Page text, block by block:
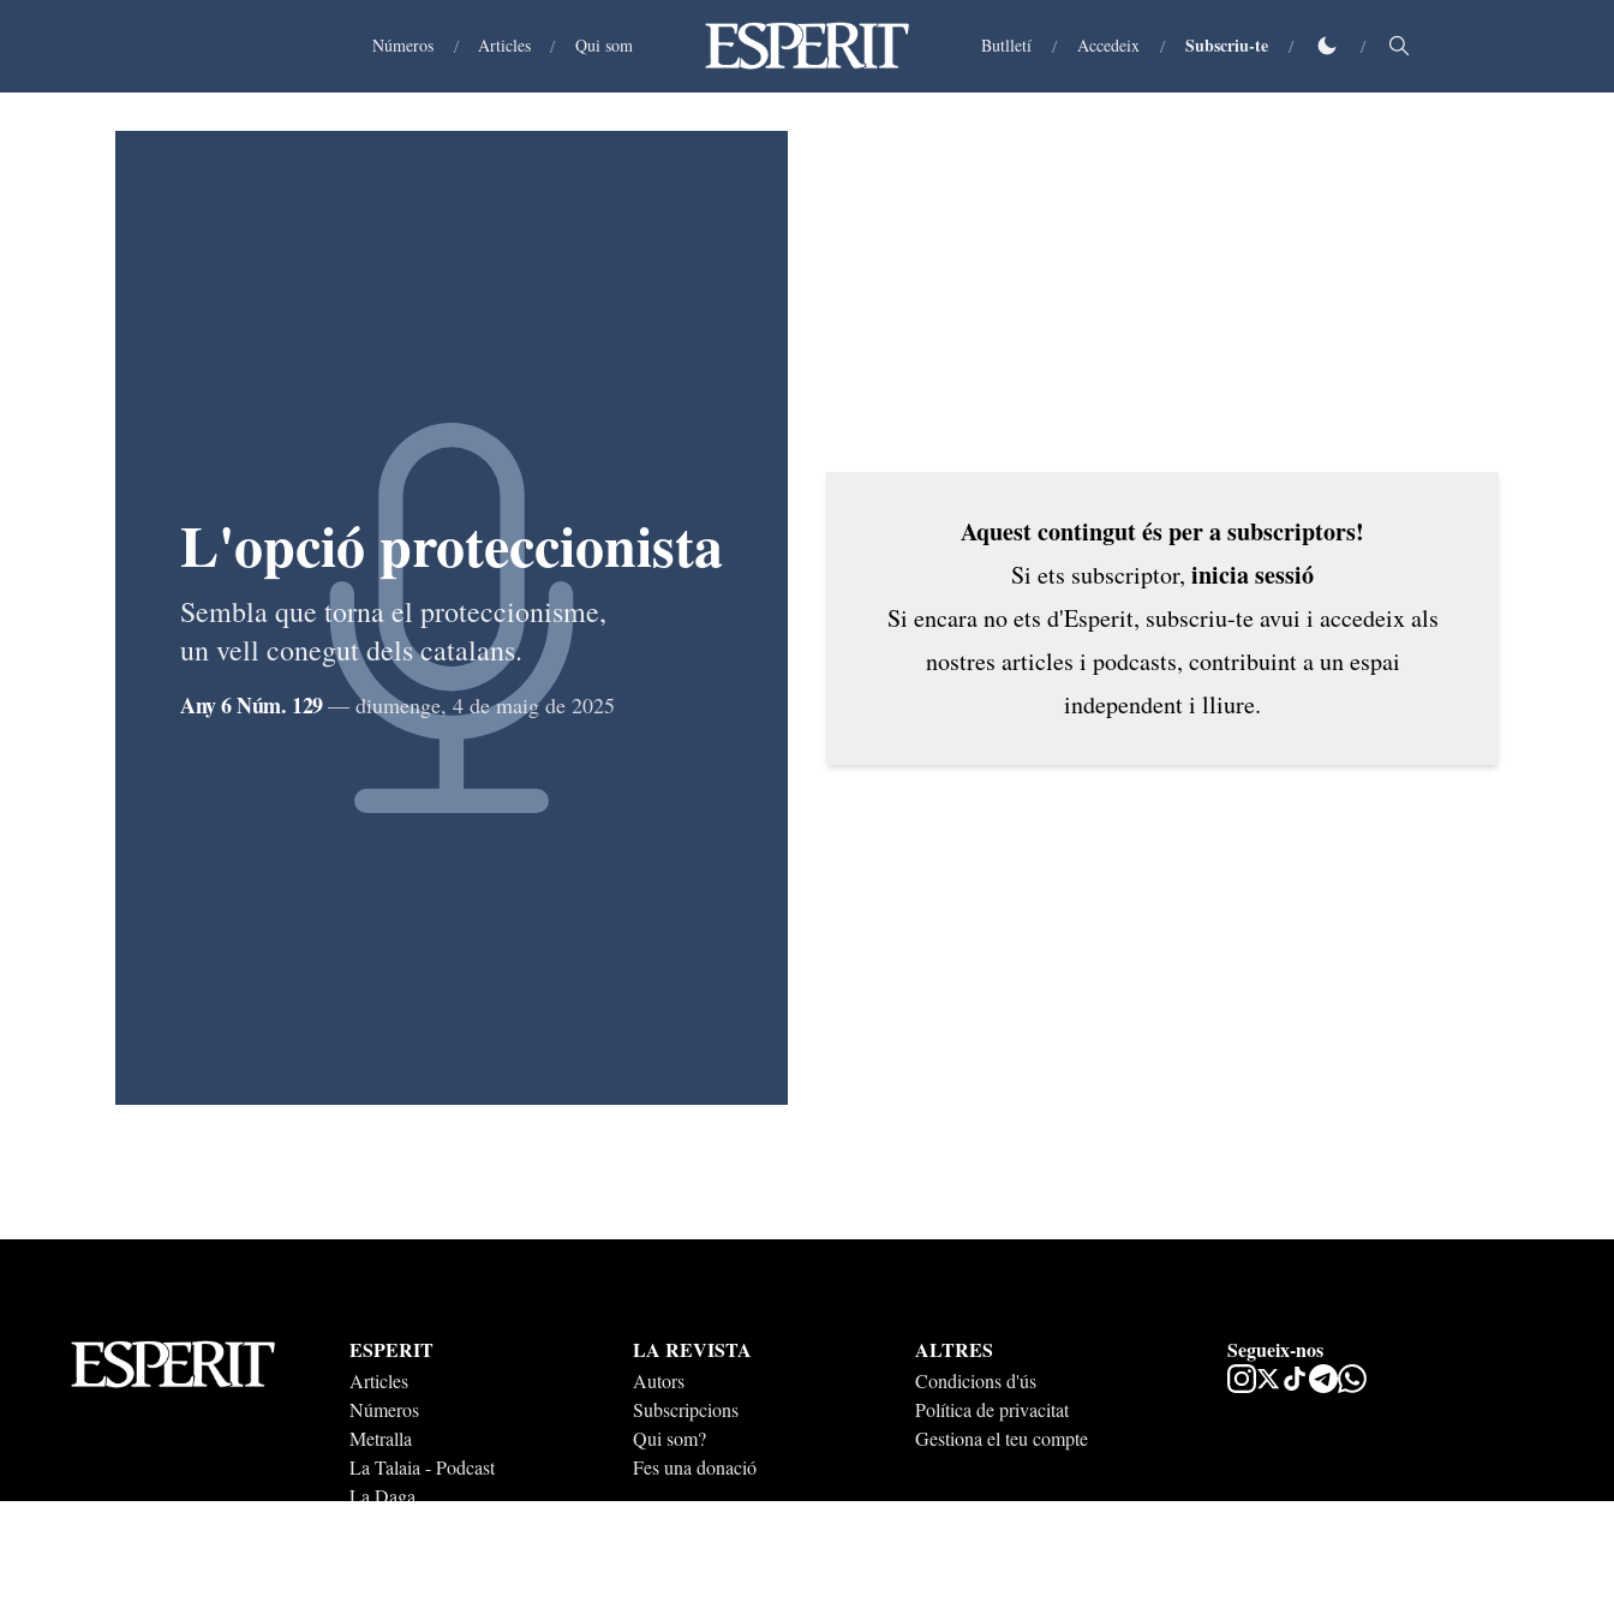
Números / Articles / Qui som Butlletí / Accedeix / Subscriu-te / /
L'opció proteccionista
Sembla que torna el proteccionisme,
un vell conegut dels catalans.
Any 6 Núm. 129— diumenge, 4 de maig de 2025
Aquest contingut és per a subscriptors!
Si ets subscriptor, inicia sessió
Si encara no ets d'Esperit, subscriu-te avui i accedeix als
nostres articles i podcasts, contribuint a un espai
independent i lliure.
ESPERIT
Articles
Números
Metralla
La Talaia - Podcast
La Daga
LA REVISTA
Autors
Subscripcions
Qui som?
Fes una donació
ALTRES
Condicions d'ús
Política de privacitat
Gestiona el teu compte
Segueix-nos